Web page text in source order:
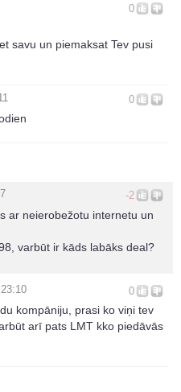
0
savu un piemaksat Tev pusi
0
-2
ar neierobežotu internetu un
varbūt ir kāds labāks deal?
0
kompāniju, prasi ko viņi tev
arī pats LMT kko piedāvās